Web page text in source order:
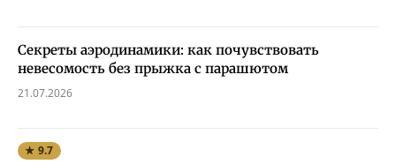
Секреты аэродинамики: как почувствовать
невесомость без прыжка с парашютом
21.07.2026
★ 9.7